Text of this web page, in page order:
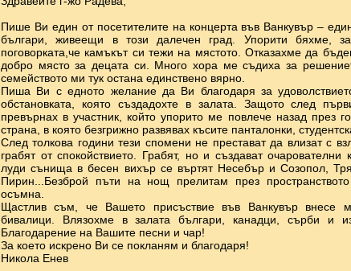
Пише Ви един от посетителите на концерта във Ванкувър –
българи, живеещи в този далечен град. Упорити бяхме,
поговорката,че камъкът си тежи на мястото. Отказахме да
добро място за децата си. Много хора ме съдиха за
семейството ми тук остана единствено вярно.
Пиша Ви с едното желание да Ви благодаря за
обстановката, която създадохте в залата. Защото след
превърнах в участник, който упорито ме повлече назад през
страна, в която безгрижно развявах късите панталонки,
След толкова години тези спомени не престават да влизат с
грабят от спокойствието. Грабят, но и създават очарователни
луди сънища в бесен вихър се въртят Несебър и Созопол,
Пирин...Безброй пъти на нощ прелитам през
осъмна.
Щастлив съм, че Вашето присъствие във Ванкувър внесе
бивалици. Влязохме в залата българи, канадци, сърби и
Благодарение на Вашите песни и чар!
За което искрено Ви се покланям и благодаря!
Никола Енев